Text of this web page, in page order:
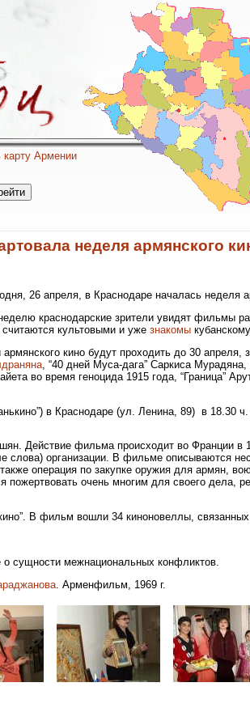
карту Армении
неделя армянского
26 апреля, в Краснодаре началась неделя
краснодарские зрители увидят фильмы
считаются культовыми и уже знакомы
армянского кино будут проходить до 30
, “40 дней Муса-дага” Саркиса
во время геноцида 1915 года, “Граница”
в Краснодаре (ул. Ленина, 89) в 18.30
Действие фильма происходит во Франции в
слова) организации. В фильме описываются
операция по закупке оружия для армян,
пожертвовать очень многим для своего дела,
В фильм вошли 34 киноновеллы,
о сущности межнациональных конфликтов.
. Арменфильм, 1969 г.